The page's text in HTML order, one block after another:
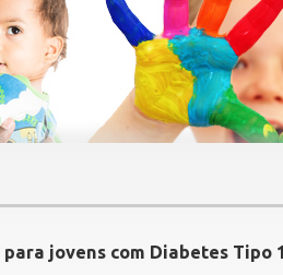
jovens com Diabetes Tipo 1